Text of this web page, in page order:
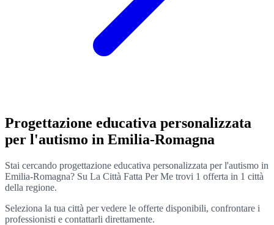
Progettazione educativa personalizzata
per l'autismo in Emilia-Romagna
Stai cercando progettazione educativa personalizzata per l'autismo in
Emilia-Romagna? Su La Città Fatta Per Me trovi 1 offerta in 1 città
della regione.
Seleziona la tua città per vedere le offerte disponibili, confrontare i
professionisti e contattarli direttamente.